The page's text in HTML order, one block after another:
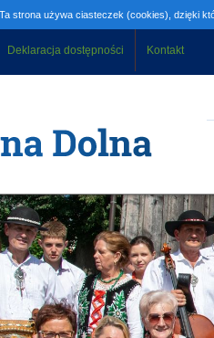
Ta strona używa ciasteczek (cookies), dzięki
Deklaracja dostępności Kontakt